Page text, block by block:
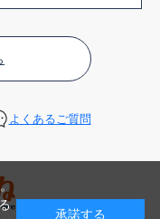
よくあるご質問
承諾する